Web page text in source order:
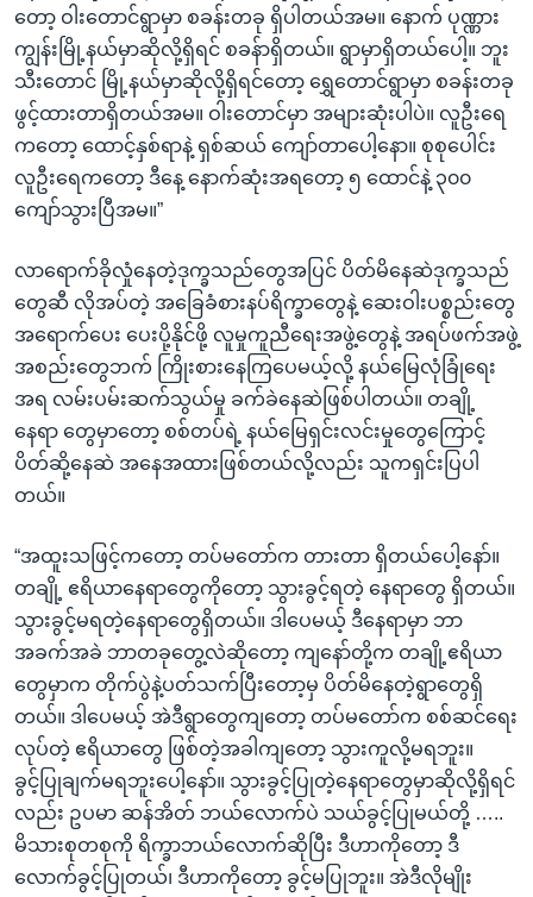
တော့ ဝါးတောင်ရွာမှာ စခန်းတခု ရှိပါတယ်အမ။ နောက် ပုဏ္ဏား
ကျွန်းမြို့နယ်မှာဆိုလို့ရှိရင် စခန်ာရှိတယ်။ ရွာမှာရှိတယ်ပေါ့။ ဘူး
သီးတောင် မြို့နယ်မှာဆိုလို့ရှိရင်တော့ ရွှေတောင်ရွာမှာ စခန်းတခု
ဖွင့်ထားတာရှိတယ်အမ။ ဝါးတောင်မှာ အများဆုံးပါပဲ။ လူဦးရေ
ကတော့ ထောင့်နှစ်ရာနဲ့ ရှစ်ဆယ် ကျော်တာပေါ့နော။ စုစုပေါင်း
လူဦးရေကတော့ ဒီနေ့ နောက်ဆုံးအရတော့ ၅ ထောင်နဲ့ ၃၀၀
ကျော်သွားပြီအမ။”
လာရောက်ခိုလှုံနေတဲ့ဒုက္ခသည်တွေအပြင် ပိတ်မိနေဆဲဒုက္ခသည်
တွေဆီ လိုအပ်တဲ့ အခြေခံစားနပ်ရိက္ခာတွေနဲ့ ဆေးဝါးပစ္စည်းတွေ
အရောက်ပေး ပေးပို့နိုင်ဖို့ လူမှုကူညီရေးအဖွဲ့တွေနဲ့ အရပ်ဖက်အဖွဲ့
အစည်းတွေဘက် ကြိုးစားနေကြပေမယ့်လို့ နယ်မြေလုံခြုံရေး
အရ လမ်းပမ်းဆက်သွယ်မှု ခက်ခဲနေဆဲဖြစ်ပါတယ်။ တချို့
နေရာ တွေမှာတော့ စစ်တပ်ရဲ့ နယ်မြေရှင်းလင်းမှုတွေကြောင့်
ပိတ်ဆို့နေဆဲ အနေအထားဖြစ်တယ်လို့လည်း သူကရှင်းပြပါ
တယ်။
“အထူးသဖြင့်ကတော့ တပ်မတော်က တားတာ ရှိတယ်ပေါ့နော်။
တချို့ ဧရိယာနေရာတွေကိုတော့ သွားခွင့်ရတဲ့ နေရာတွေ ရှိတယ်။
သွားခွင့်မရတဲ့နေရာတွေရှိတယ်။ ဒါပေမယ့် ဒီနေရာမှာ ဘာ
အခက်အခဲ ဘာတခုတွေ့လဲဆိုတော့ ကျနော်တို့က တချို့ဧရိယာ
တွေမှာက တိုက်ပွဲနဲ့ပတ်သက်ပြီးတော့မှ ပိတ်မိနေတဲ့ရွာတွေရှိ
တယ်။ ဒါပေမယ့် အဲဒီရွာတွေကျတော့ တပ်မတော်က စစ်ဆင်ရေး
လုပ်တဲ့ ဧရိယာတွေ ဖြစ်တဲ့အခါကျတော့ သွားကူလို့မရဘူး။
ခွင့်ပြုချက်မရဘူးပေါ့နော်။ သွားခွင့်ပြုတဲ့နေရာတွေမှာဆိုလို့ရှိရင်
လည်း ဥပမာ ဆန်အိတ် ဘယ်လောက်ပဲ သယ်ခွင့်ပြုမယ်တို့ …..
မိသားစုတစုကို ရိက္ခာဘယ်လောက်ဆိုပြီး ဒီဟာကိုတော့ ဒီ
လောက်ခွင့်ပြုတယ်၊ ဒီဟာကိုတော့ ခွင့်မပြုဘူး။ အဲဒီလိုမျိုး